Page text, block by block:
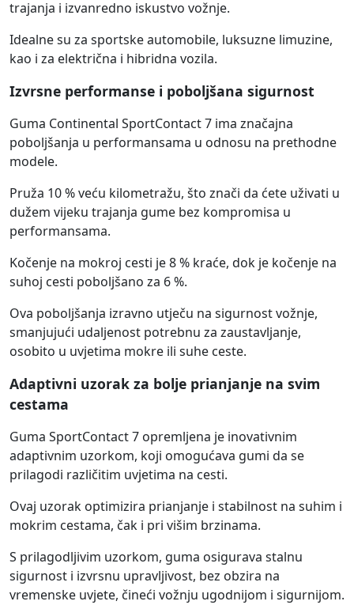
trajanja i izvanredno iskustvo vožnje.
Idealne su za sportske automobile, luksuzne limuzine,
kao i za električna i hibridna vozila.
Izvrsne performanse i poboljšana sigurnost
Guma Continental SportContact 7 ima značajna
poboljšanja u performansama u odnosu na prethodne
modele.
Pruža 10 % veću kilometražu, što znači da ćete uživati u
dužem vijeku trajanja gume bez kompromisa u
performansama.
Kočenje na mokroj cesti je 8 % kraće, dok je kočenje na
suhoj cesti poboljšano za 6 %.
Ova poboljšanja izravno utječu na sigurnost vožnje,
smanjujući udaljenost potrebnu za zaustavljanje,
osobito u uvjetima mokre ili suhe ceste.
Adaptivni uzorak za bolje prianjanje na svim
cestama
Guma SportContact 7 opremljena je inovativnim
adaptivnim uzorkom, koji omogućava gumi da se
prilagodi različitim uvjetima na cesti.
Ovaj uzorak optimizira prianjanje i stabilnost na suhim i
mokrim cestama, čak i pri višim brzinama.
S prilagodljivim uzorkom, guma osigurava stalnu
sigurnost i izvrsnu upravljivost, bez obzira na
vremenske uvjete, čineći vožnju ugodnijom i sigurnijom.